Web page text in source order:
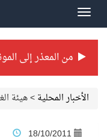
الأخبار المحلية>هيئة